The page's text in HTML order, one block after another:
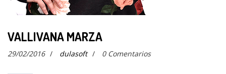
VALLIVANA MARZA
29/02/2016 / dulasoft / 0 Comentarios